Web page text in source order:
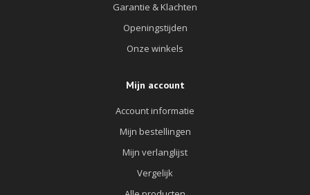
Garantie & Klachten
Openingstijden
Onze winkels
Mijn account
Account informatie
Mijn bestellingen
Mijn verlanglijst
Vergelijk